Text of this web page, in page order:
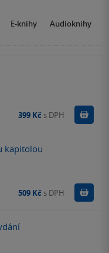
E-knihy Audioknihy
399 Kč s DPH
kapitolou
509 Kč s DPH